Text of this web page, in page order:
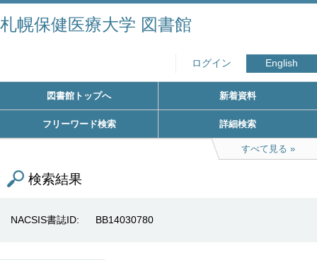
札幌保健医療大学 図書館
ログイン English
図書館トップへ 新着資料
フリーワード検索 詳細検索
すべて見る
検索結果
NACSIS書誌ID BB14030780